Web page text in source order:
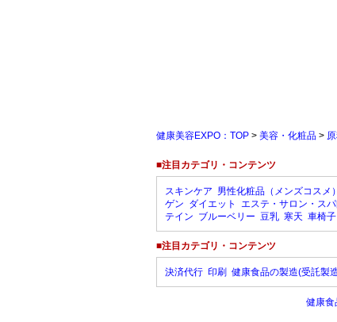
健康美容EXPO：TOP > 美容・化粧品 >
■注目カテゴリ・コンテンツ
スキンケア 男性化粧品（メンズコスメ）
ゲン ダイエット エステ・サロン・ス
テイン ブルーベリー 豆乳 寒天 車椅子
■注目カテゴリ・コンテンツ
決済代行 印刷 健康食品の製造(受託製
健康食